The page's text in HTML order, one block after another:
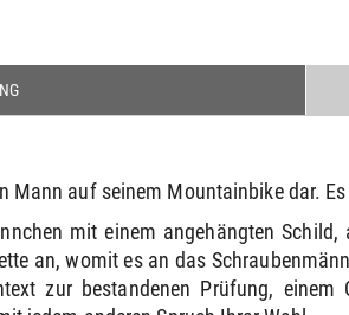
Mann auf seinem Mountainbike dar.
mit einem angehängten
an, womit es an das
zur bestandenen Prüfung,